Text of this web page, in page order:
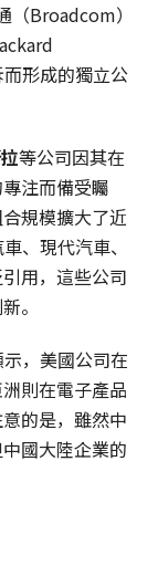
（Broadcom）
形成的獨立公
等公司因其在
注而備受矚
規模擴大了近
、現代汽車、
用，這些公司
。
，美國公司在
則在電子產品
的是，雖然中
國大陸企業的